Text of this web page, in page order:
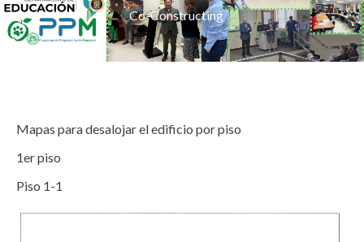
Co-Constructing
Mapas para desalojar el edificio por piso
1er piso
Piso 1-1